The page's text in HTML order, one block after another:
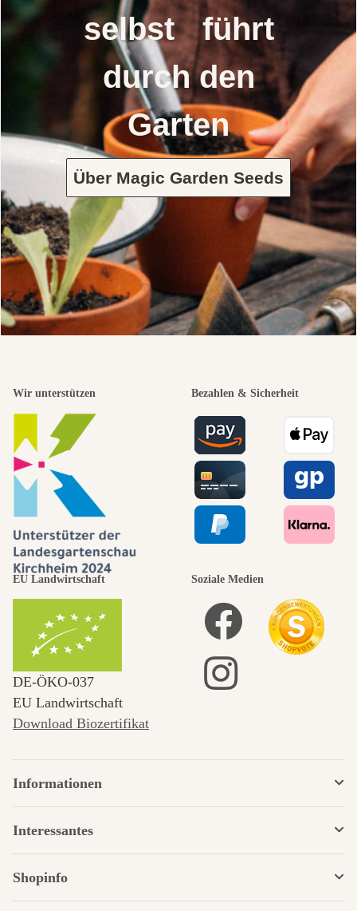
selbst führt
durch den
Garten
Über Magic Garden Seeds
Wir unterstützen Bezahlen & Sicherheit
EU Landwirtschaft
DE‑ÖKO‑037
EU Landwirtschaft
Download Biozertifikat
Soziale Medien
Informationen
Interessantes
Shopinfo